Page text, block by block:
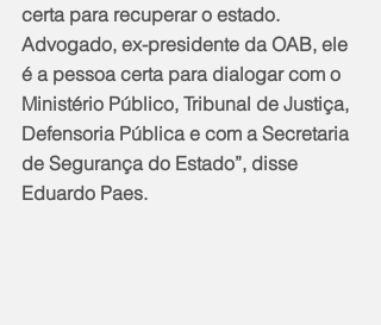
certa para recuperar o estado.
Advogado, ex-presidente da OAB, ele
é a pessoa certa para dialogar com o
Ministério Público, Tribunal de Justiça,
Defensoria Pública e com a Secretaria
de Segurança do Estado”, disse
Eduardo Paes.